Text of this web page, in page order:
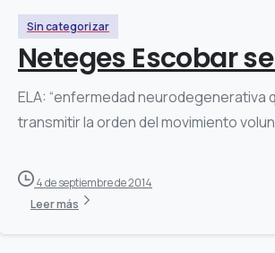
Sin categorizar
Neteges Escobar
ELA: “enfermedad
transmitir la orden del movimiento
4 de septiembre de 2014
Leer más